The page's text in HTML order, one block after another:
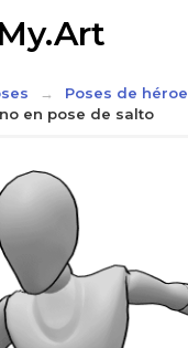
Poses de héroe
en pose de salto